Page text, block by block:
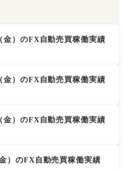
）のFX自動売買稼働実績
）のFX自動売買稼働実績
）のFX自動売買稼働実績
）のFX自動売買稼働実績